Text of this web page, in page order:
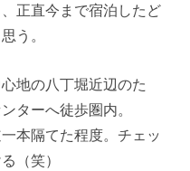
正直今まで宿泊したど
う。
地の八丁堀近辺のた
ターへ徒歩圏内。
本隔てた程度。チェッ
（笑）